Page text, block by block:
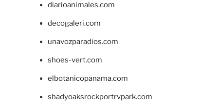
diarioanimales.com
decogaleri.com
unavozparadios.com
shoes-vert.com
elbotanicopanama.com
shadyoaksrockportrvpark.com